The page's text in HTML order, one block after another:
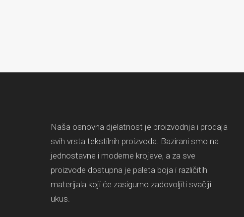
Naša osnovna djelatnost je proizvodnja i prodaja
svih vrsta tekstilnih proizvoda. Bazirani smo na
jednostavne i moderne krojeve, a za sve
proizvode dostupna je paleta boja i različitih
materijala koji će zasigurno zadovoljiti svačiji
ukus.